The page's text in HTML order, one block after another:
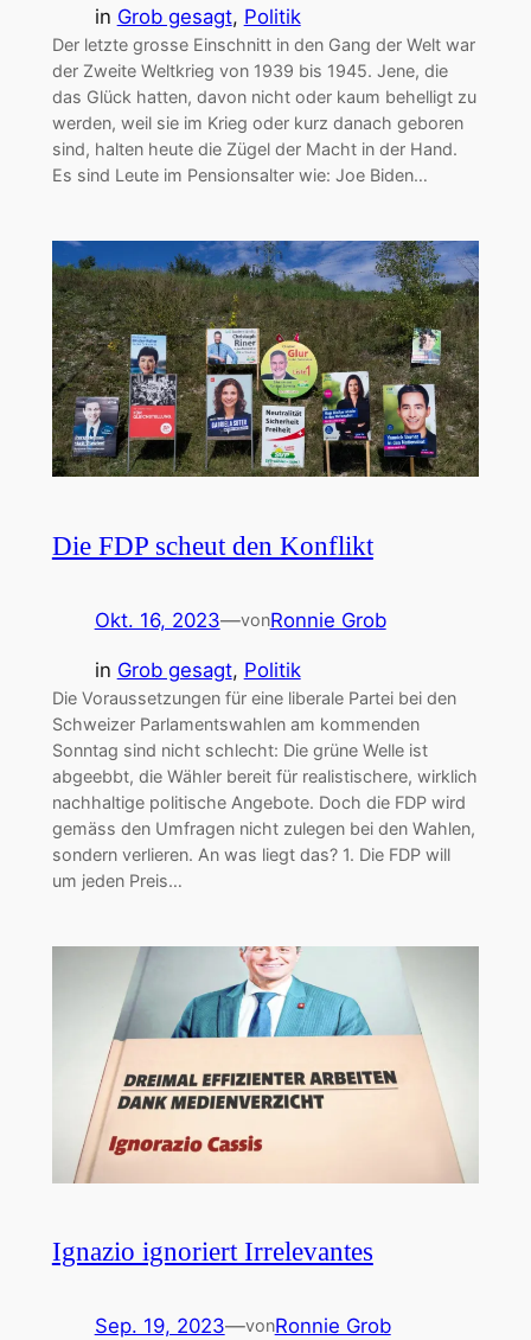
in Grob gesagt, Politik
Der letzte grosse Einschnitt in den Gang der Welt war
der Zweite Weltkrieg von 1939 bis 1945. Jene, die
das Glück hatten, davon nicht oder kaum behelligt zu
werden, weil sie im Krieg oder kurz danach geboren
sind, halten heute die Zügel der Macht in der Hand.
Es sind Leute im Pensionsalter wie: Joe Biden…
Die FDP scheut den Konflikt
Okt. 16, 2023—vonRonnie Grob
in Grob gesagt, Politik
Die Voraussetzungen für eine liberale Partei bei den
Schweizer Parlamentswahlen am kommenden
Sonntag sind nicht schlecht: Die grüne Welle ist
abgeebbt, die Wähler bereit für realistischere, wirklich
nachhaltige politische Angebote. Doch die FDP wird
gemäss den Umfragen nicht zulegen bei den Wahlen,
sondern verlieren. An was liegt das? 1. Die FDP will
um jeden Preis…
Ignazio ignoriert Irrelevantes
Sep. 19, 2023—vonRonnie Grob